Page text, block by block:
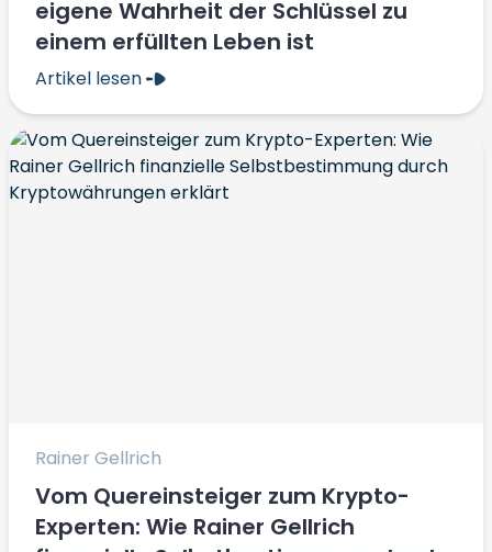
eigene Wahrheit der Schlüssel zu
einem erfüllten Leben ist
Artikel lesen
Rainer Gellrich
Vom Quereinsteiger zum Krypto-
Experten: Wie Rainer Gellrich